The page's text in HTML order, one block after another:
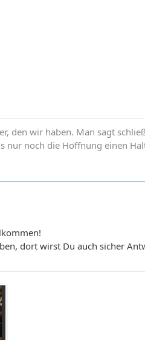
den wir haben. Man sagt
nur noch die Hoffnung einen
dort wirst Du auch sicher